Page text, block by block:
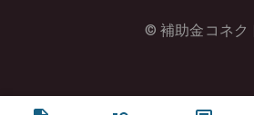
© 補助金コネク